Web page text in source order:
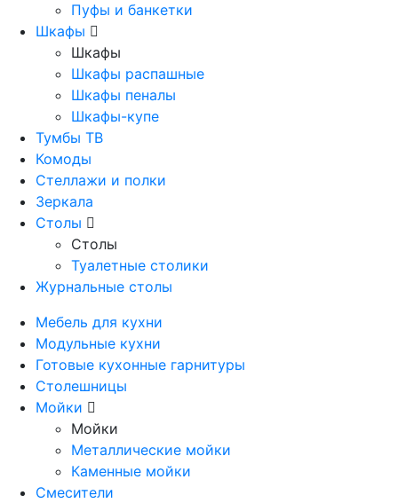
Пуфы и банкетки
Шкафы
Шкафы
Шкафы распашные
Шкафы пеналы
Шкафы-купе
Тумбы ТВ
Комоды
Стеллажи и полки
Зеркала
Столы
Столы
Туалетные столики
Журнальные столы
Мебель для кухни
Модульные кухни
Готовые кухонные гарнитуры
Столешницы
Мойки
Мойки
Металлические мойки
Каменные мойки
Смесители